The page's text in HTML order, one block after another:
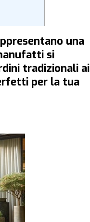
una
si
tradizionali ai
per la tua